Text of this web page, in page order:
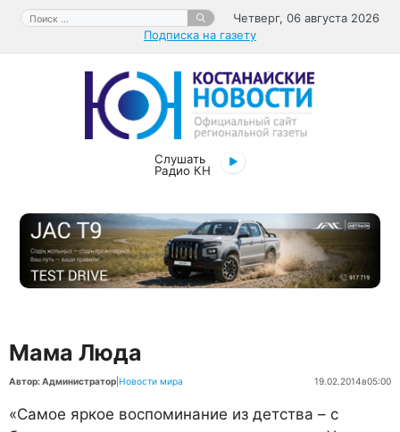
Перейти
содержимому
Поиск:
Четверг, 06 августа 2026
Подписка на газету
Слушать
Радио КН
Мама Люда
Автор: Администратор Новости мира 19.02.2014в05:00
«Самое яркое воспоминание из детства – с